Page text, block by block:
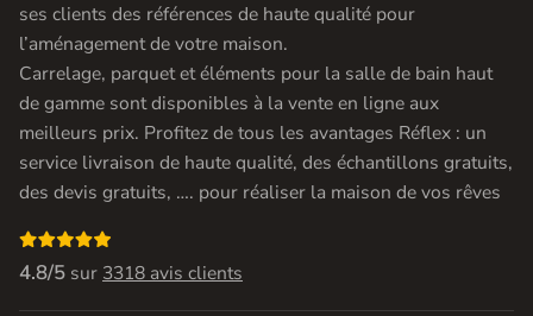
ses clients des références de haute qualité pour
l’aménagement de votre maison.
Carrelage, parquet et éléments pour la salle de bain haut
de gamme sont disponibles à la vente en ligne aux
meilleurs prix. Profitez de tous les avantages Réflex : un
service livraison de haute qualité, des échantillons gratuits,
des devis gratuits, …. pour réaliser la maison de vos rêves

4.8/5 sur 3318 avis clients